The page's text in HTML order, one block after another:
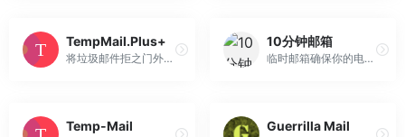
TempMail.Plus+
将垃圾邮件拒之门外，确保安全-只需使用一次性的临时电子邮件地址即可！使用TempMail.Plus保护您的个人电子邮件地址免受垃圾邮件的侵害。您可以使用我们的TOR.onion地址来完全匿名。
10分钟邮箱
临时邮箱确保你的电子邮件中不再出现垃圾邮件，也称为10分钟邮箱、tempmail，保护您的个人电子邮箱免受垃圾邮件的侵害，机器人程序和钓鱼网站的攻击。
Temp-Mail Guerrilla Mail